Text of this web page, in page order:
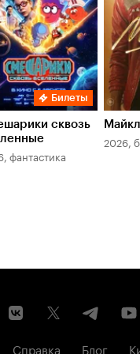
Билеты
сквозь
фантастика
Майкл
2026,
Справка Блог